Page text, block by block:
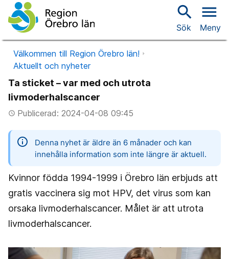
search
Sök
menu
Meny
Välkommen till Region Örebro län!
Aktuellt och nyheter
Ta sticket – var med och utrota
livmoderhalscancer
access_timePublicerad: 2024-04-08 09:45
information
Denna nyhet är äldre än 6 månader och kan
innehålla information som inte längre är aktuell.
Kvinnor födda 1994-1999 i Örebro län erbjuds att
gratis vaccinera sig mot HPV, det virus som kan
orsaka livmoderhalscancer. Målet är att utrota
livmoderhalscancer.